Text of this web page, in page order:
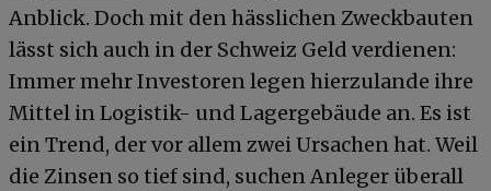
Anblick. Doch mit den hässlichen Zweckbauten
lässt sich auch in der Schweiz Geld verdienen:
Immer mehr Investoren legen hierzulande ihre
Mittel in Logistik- und Lagergebäude an. Es ist
ein Trend, der vor allem zwei Ursachen hat. Weil
die Zinsen so tief sind, suchen Anleger überall